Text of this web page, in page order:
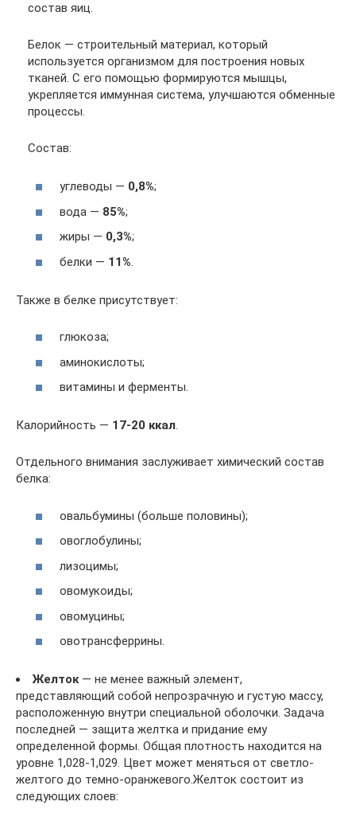
состав яиц.
Белок — строительный материал, который
используется организмом для построения новых
тканей. С его помощью формируются мышцы,
укрепляется иммунная система, улучшаются обменные
процессы.
Состав:
углеводы — 0,8%;
вода — 85%;
жиры — 0,3%;
белки — 11%
Также в белке присутствует:
глюкоза;
аминокислоты;
витамины и ферменты.
Калорийность — 17-20 ккал.
Отдельного внимания заслуживает химический состав
белка:
овальбумины (больше половины);
овоглобулины;
лизоцимы;
овомукоиды;
овомуцины;
овотрансферрины.
Желток— не менее важный элемент,
представляющий собой непрозрачную и густую массу,
расположенную внутри специальной оболочки. Задача
последней — защита желтка и придание ему
определенной формы. Общая плотность находится на
уровне 1,028-1,029. Цвет может меняться от светло-
желтого до темно-оранжевого.Желток состоит из
следующих слоев: